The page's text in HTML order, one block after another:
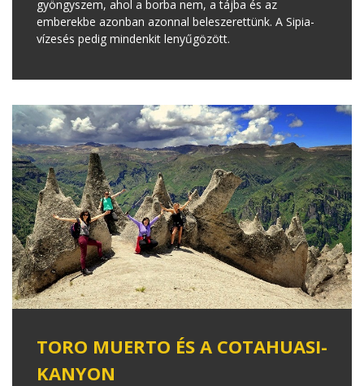
gyöngyszem, ahol a borba nem, a tájba és az
emberekbe azonban azonnal beleszerettünk. A Sipia-
vízesés pedig mindenkit lenyűgözött.
TORO MUERTO ÉS A COTAHUASI-
KANYON